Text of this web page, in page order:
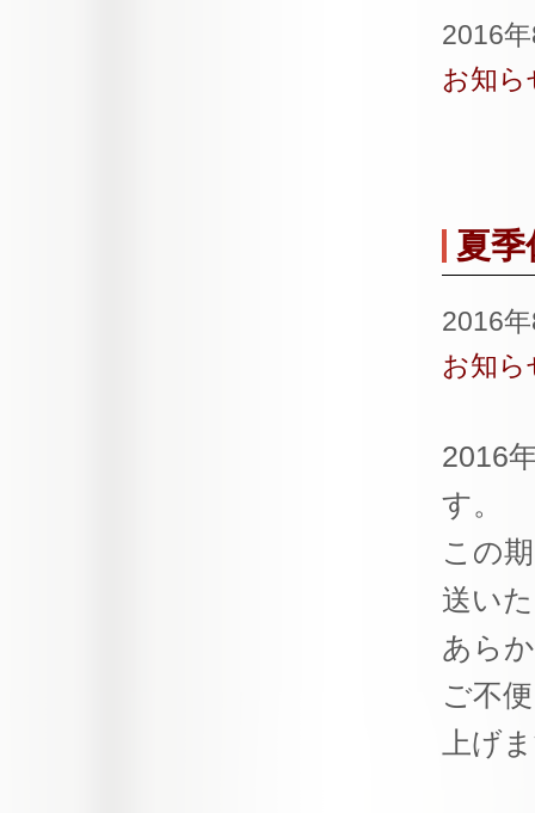
2016
お知ら
夏
2016
お知ら
2016
す。
この
送い
あら
ご不
上げ